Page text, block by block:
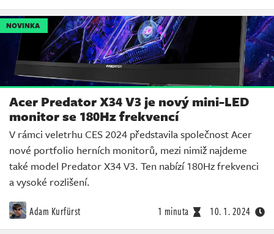
NOVINKA
Acer Predator X34 V3 je nový mini-LED
monitor se 180Hz frekvencí
V rámci veletrhu CES 2024 představila společnost Acer
nové portfolio herních monitorů, mezi nimiž najdeme
také model Predator X34 V3. Ten nabízí 180Hz frekvenci
a vysoké rozlišení.
Adam Kurfürst 1 minuta 10. 1. 2024